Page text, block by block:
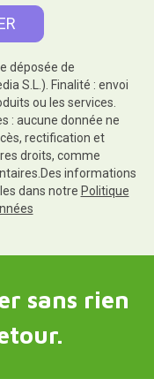
déposée de
S.L.). Finalité : envoi
ou les services.
: aucune donnée ne
rectification et
droits, comme
informations
dans notre Politique
sans rien